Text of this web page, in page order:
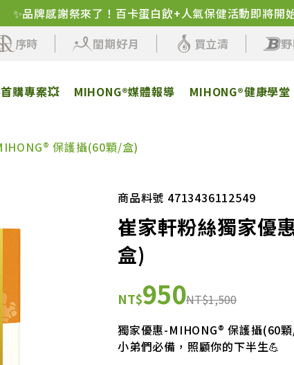
✨品牌感謝祭來了！百卡蛋白飲+人氣保健活動即將開
序時
閨期好月 買立清
購專案💥 MIHONG®媒體報導 MIHONG®健康學堂
保護攝(60顆/盒)
商品料號 4713436112549
崔家軒粉絲獨家優
盒)
NT$950NT$1,500
獨家優惠-MIHONG® 保護攝(60
小弟們必備，照顧你的下半生💪